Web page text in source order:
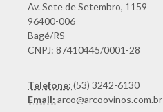
Av. Sete de Setembro, 1159
96400-006
Bagé/RS
CNPJ: 87410445/0001-28
Telefone: (53) 3242-6130
Email: arco@arcoovinos.com.br